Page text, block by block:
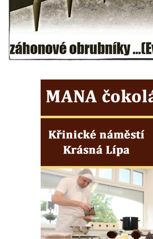
Sloup se sochou Krista Salvátora v
Jablonném v Podještědí
Sloup Nejsvětější Trojice u zámečku Pachtů
z Rájova v Jablonném v Podještědí
Sloup archanděla Michaela v Nejdku
Sloup Panny Marie v Nejdku
Sloup Nejsvětější Trojice v Nejdku
Sloup Panny Marie v Pardubicích
Sloup Panny Marie v Náchodě
Sloup Panny Marie v Rokycanech
Sloup Panny Marie v Sokolově
Sloup Nejsvětější Trojice v Rumburku